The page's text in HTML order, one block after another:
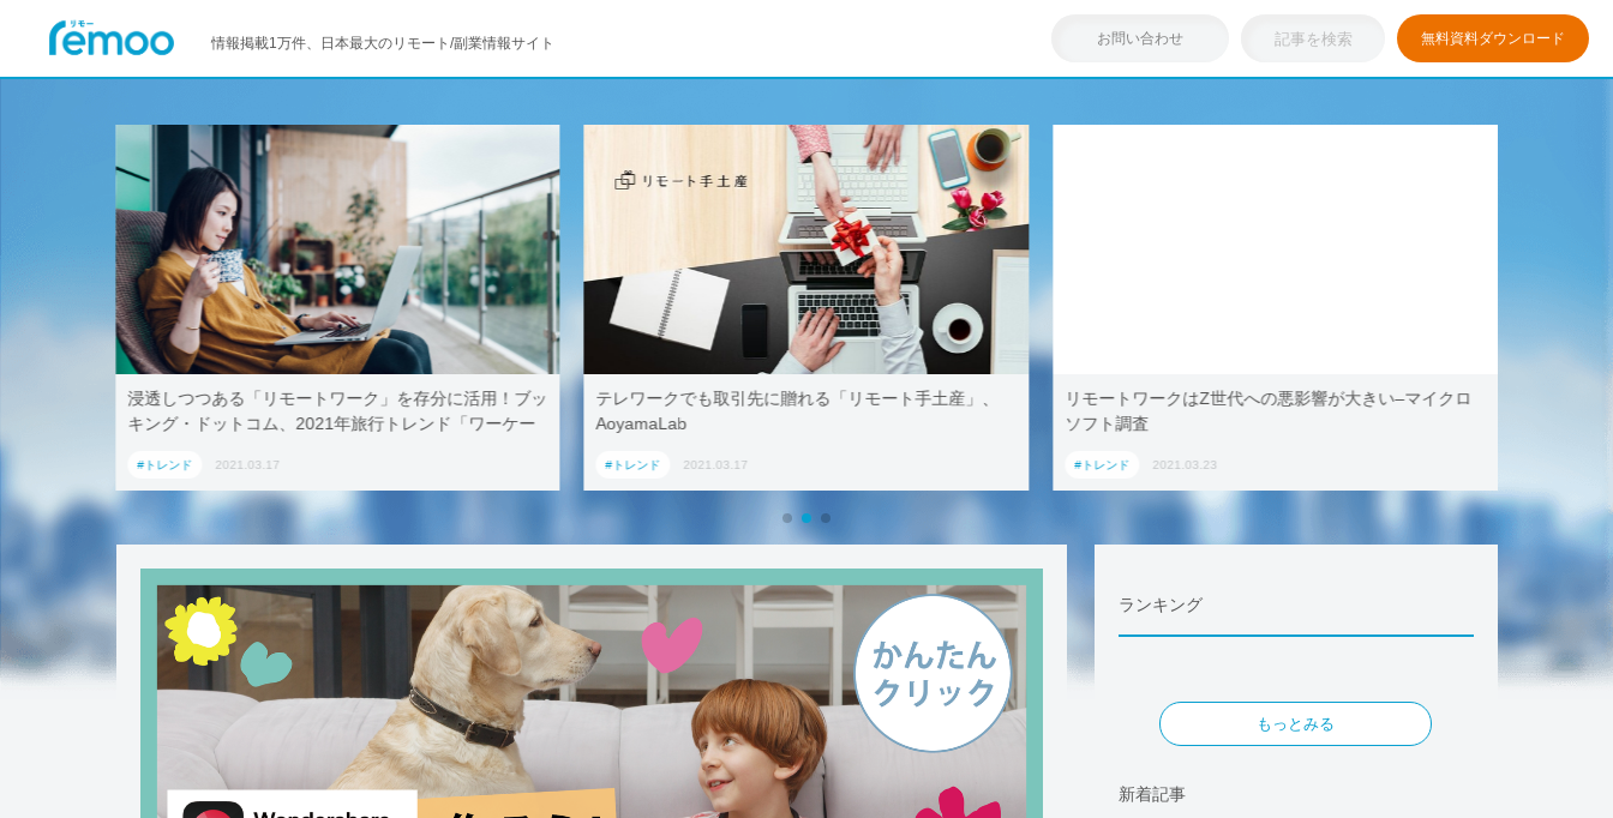
情報掲載1万件、日本最大のリモート/副業情報サイト お問い合わせ 無料資料ダウンロード
分に活用！ブッ
テレワークでも取引先に贈れる「リモート手土産」、
AoyamaLab
#トレンド 2021.03.17
リモートワークはZ世代への悪影響が大きい–マイクロ
ソフト調査
#トレンド 2021.03.23
浸透しつつある「リモートワーク」を存分に活用！ブッ
キング・ドットコム、2021年旅行トレンド「ワーケー
#トレンド 2021.03.17
ランキング
もっとみる
新着記事